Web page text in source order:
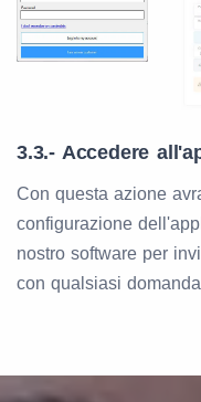
3.3.- Accedere
Con questa azione
configurazione
nostro software per
con qualsiasi